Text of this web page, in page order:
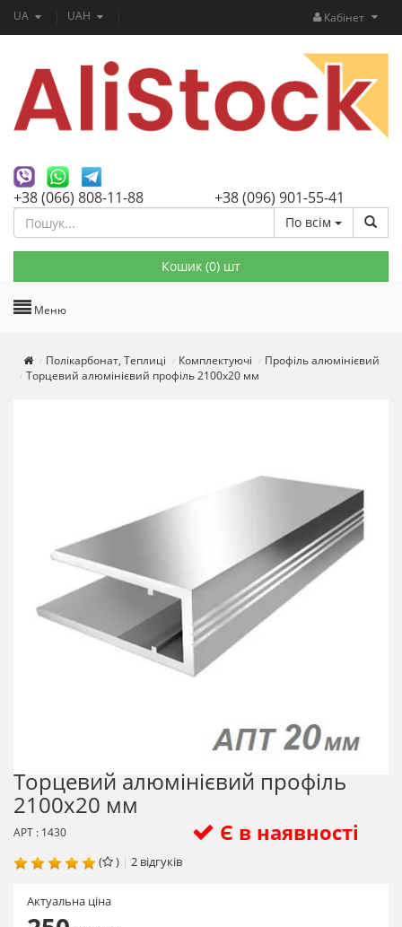
UA UAH Кабінет
+38 (066) 808-11-88 +38 (096) 901-55-41
По всім
Кошик (0) шт
Меню
Полікарбонат, Теплиці Комплектуючі
Профіль алюмінієвий
Торцевий алюмінієвий профіль 2100х20 мм
Торцевий алюмінієвий профіль
2100х20 мм
Є в наявності
АРТ : 1430
( ) | 2 відгуків
Актуальна ціна